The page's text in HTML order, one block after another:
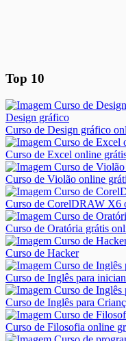
Top 10
Curso de Design gráfico
Curso de Excel online
Curso de Violão online
Curso de CorelDRAW X6
Curso de Oratória grátis
Curso de Hacker
Curso de Inglês para
Curso de Inglês para
Curso de Filosofia online